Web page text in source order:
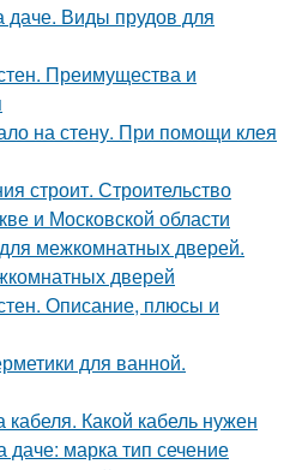
даче. Виды прудов для
Преимущества и
на стену. При помощи клея
строит. Строительство
и Московской области
межкомнатных дверей.
дверей
Описание, плюсы и
для ванной.
Какой кабель нужен
даче: марка тип сечение